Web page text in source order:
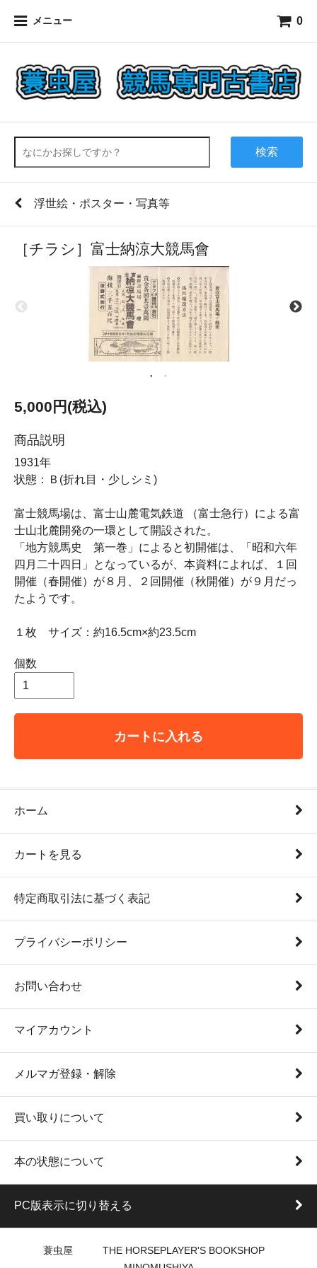
メニュー 0
検索
浮世絵・ポスター・写真等
［チラシ］富士納涼大競馬會
5,000円(税込)
商品説明
1931年
状態：Ｂ(折れ目・少しシミ)
富士競馬場は、富士山麓電気鉄道 （富士急行）による富
士山北麓開発の一環として開設された。
「地方競馬史 第一巻」によると初開催は、「昭和六年
四月二十四日」となっているが、本資料によれば、１回
開催（春開催）が８月、２回開催（秋開催）が９月だっ
たようです。
１枚 サイズ：約16.5cm×約23.5cm
個数
カートに入れる
ホーム
カートを見る
特定商取引法に基づく表記
プライバシーポリシー
お問い合わせ
マイアカウント
メルマガ登録・解除
買い取りについて
本の状態について
PC版表示に切り替える
蓑虫屋 THE HORSEPLAYER'S BOOKSHOP